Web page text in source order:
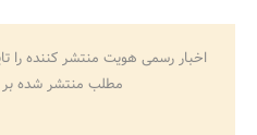
اخبار رسمی هویت منتشر کننده
مطلب منتشر شده